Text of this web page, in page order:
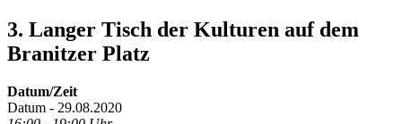
3. Langer Tisch der Kulturen auf dem
Branitzer Platz
Datum/Zeit
Datum - 29.08.2020